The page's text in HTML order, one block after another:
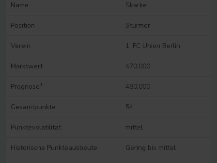
Name Skarke
Position Stürmer
Verein 1. FC Union Berlin
Marktwert 470.000
Prognose 1 480.000
Gesamtpunkte 54
Punktevolatilität mittel
Historische Punkteausbeute Gering bis mittel